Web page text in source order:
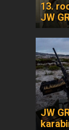
13.
JW
JW